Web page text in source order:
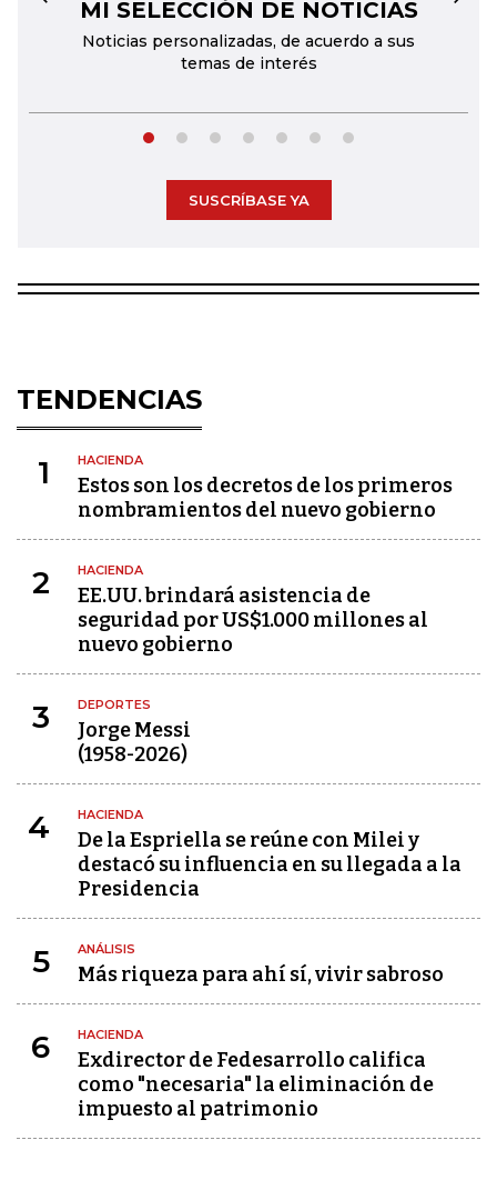
MI SELECCIÓN DE NOTICIAS
Noticias personalizadas, de acuerdo a sus
temas de interés
← →
SUSCRÍBASE YA
TENDENCIAS
1 HACIENDA
Estos son los decretos de los primeros
nombramientos del nuevo gobierno
2 HACIENDA
EE.UU. brindará asistencia de
seguridad por US$1.000 millones al
nuevo gobierno
3 DEPORTES
Jorge Messi
(1958-2026)
4 HACIENDA
De la Espriella se reúne con Milei y
destacó su influencia en su llegada a la
Presidencia
5 ANÁLISIS
Más riqueza para ahí sí, vivir sabroso
6 HACIENDA
Exdirector de Fedesarrollo califica
como "necesaria" la eliminación de
impuesto al patrimonio